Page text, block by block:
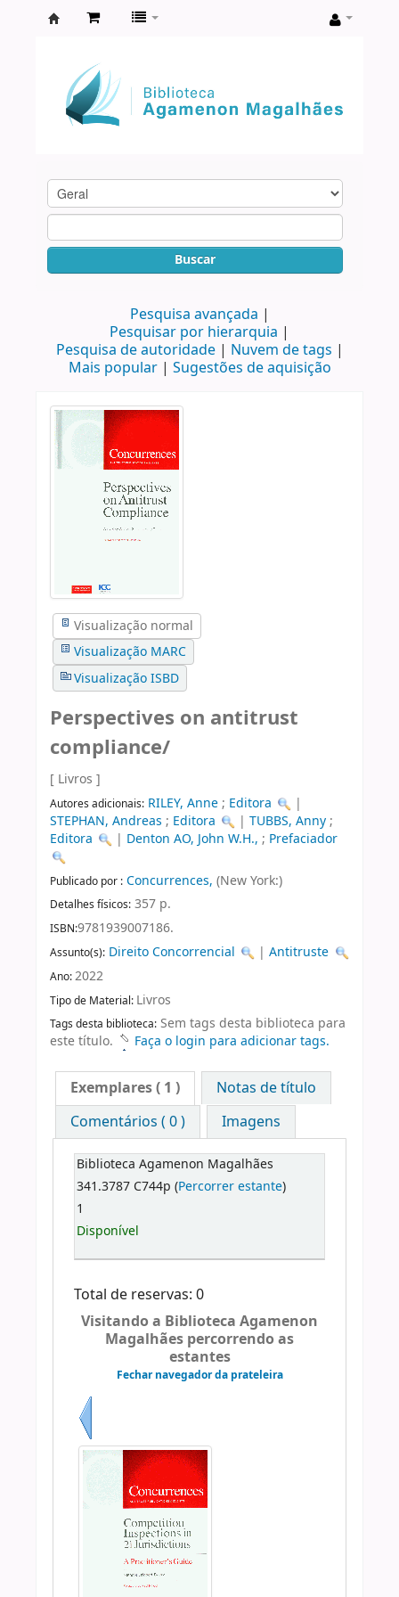
Agamenon
Magalhães
Buscar
Pesquisa avançada
Pesquisar por hierarquia
Pesquisa de autoridade
Nuvem de tags
Mais popular
Sugestões de aquisição
Visualização normal
Visualização MARC
Visualização ISBD
Perspectives on antitrust
compliance/
[ Livros ]
Autores adicionais: RILEY, Anne; Editora
|
STEPHAN, Andreas ; Editora |TUBBS, Anny;
Editora
| Denton AO, John W.H., ; Prefaciador
Publicado por : Concurrences, (New York:)
Detalhes físicos: 357 p.
ISBN:9781939007186.
Assunto(s): Direito Concorrencial |Antitruste
Ano:2022
Tipo de Material: Livros
Tags desta biblioteca: Sem tags desta biblioteca para
este título.
Faça o login para adicionar tags.
Exemplares( 1 )
Notas de título
Comentários ( 0 )
Imagens
Biblioteca Agamenon Magalhães
341.3787 C744p (Percorrer estante)
1
Disponível
Total de reservas: 0
Visitando a Biblioteca Agamenon
Magalhães percorrendo as
estantes
Fechar navegador da prateleira
Anterior